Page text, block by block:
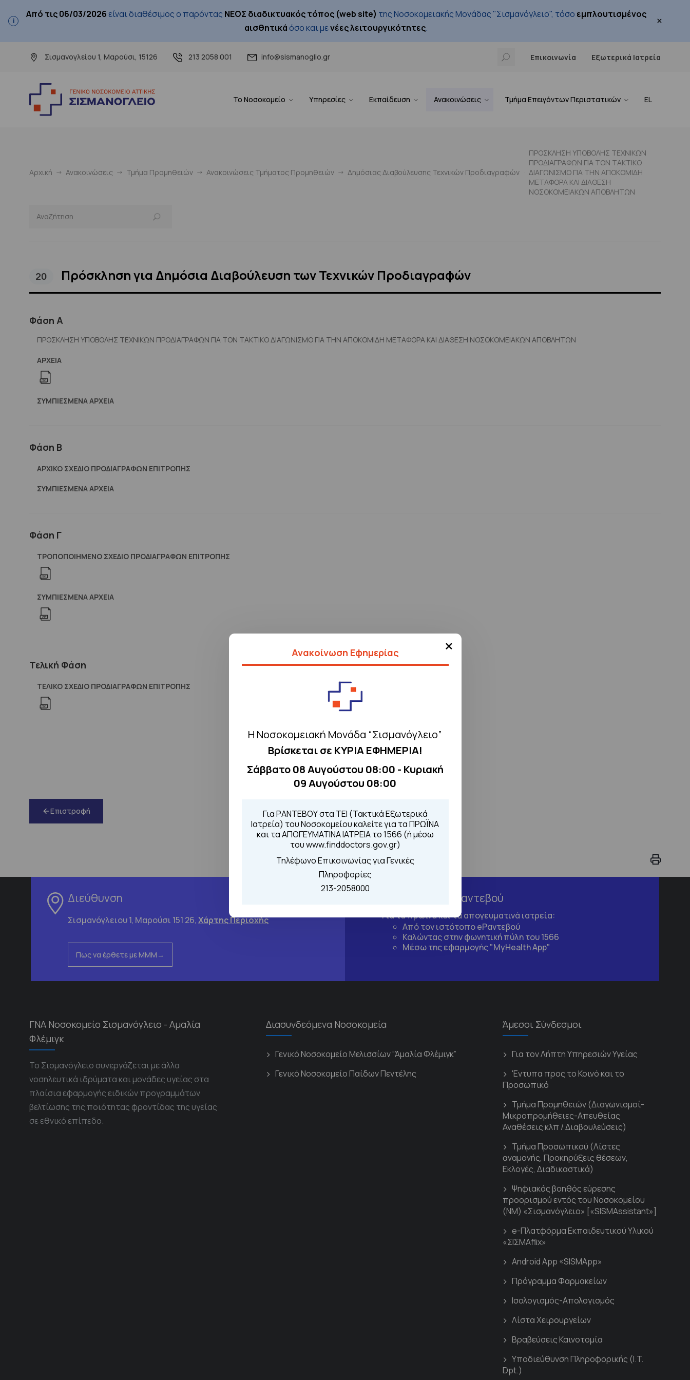
Από τις 06/03/2026 είναι διαθέσιμος ο παρόντας ΝΕΟΣ διαδικτυακός τόπος (web site) της Νοσοκομειακής Μονάδας "Σισμανόγλειο", τόσο εμπλουτισμένος
αισθητικάόσο και μενέες λειτουργικότητες. ×
Σισμανογλείου 1, Μαρούσι, 15126 213 2058 001 info@sismanoglio.gr Επικοινωνία Εξωτερικά Ιατρεία
Το Νοσοκομείο Υπηρεσίες Εκπαίδευση Ανακοινώσεις Τμήμα Επειγόντων Περιστατικών EL
×
Ανακοίνωση Εφημερίας
Η Νοσοκομειακή Μονάδα “Σισμανόγλειο”
Βρίσκεται σε ΚΥΡΙΑ ΕΦΗΜΕΡΙΑ!
Σάββατο 08 Αυγούστου 08:00 - Κυριακή
09 Αυγούστου 08:00
Για ΡΑΝΤΕΒΟΥ στα ΤΕΙ (Τακτικά Εξωτερικά
Ιατρεία) του Νοσοκομείου καλείτε για τα ΠΡΩΪΝΑ
και τα ΑΠΟΓΕΥΜΑΤΙΝΑ ΙΑΤΡΕΙΑ το 1566 (ή μέσω
του www.finddoctors.gov.gr)
Τηλέφωνο Επικοινωνίας για Γενικές
Πληροφορίες
213-2058000
Αρχική Ανακοινώσεις Τμήμα Προμηθειών Ανακοινώσεις Τμήματος Προμηθειών Δημόσιας Διαβούλευσης Τεχνικών Προδιαγραφών
ΠΡΟΣΚΛΗΣΗ ΥΠΟΒΟΛΗΣ ΤΕΧΝΙΚΩΝ
ΠΡΟΔΙΑΓΡΑΦΩΝ ΓΙΑ ΤΟΝ ΤΑΚΤΙΚΟ
ΔΙΑΓΩΝΙΣΜΟ ΓΙΑ ΤΗΝ ΑΠΟΚΟΜΙΔΗ
ΜΕΤΑΦΟΡΑ ΚΑΙ ΔΙΑΘΕΣΗ
ΝΟΣΟΚΟΜΕΙΑΚΩΝ ΑΠΟΒΛΗΤΩΝ
20 Πρόσκληση για Δημόσια Διαβούλευση των Τεχνικών Προδιαγραφών
Φάση Α
ΠΡΟΣΚΛΗΣΗ ΥΠΟΒΟΛΗΣ ΤΕΧΝΙΚΩΝ ΠΡΟΔΙΑΓΡΑΦΩΝ ΓΙΑ ΤΟΝ ΤΑΚΤΙΚΟ ΔΙΑΓΩΝΙΣΜΟ ΓΙΑ ΤΗΝ ΑΠΟΚΟΜΙΔΗ ΜΕΤΑΦΟΡΑ ΚΑΙ ΔΙΑΘΕΣΗ ΝΟΣΟΚΟΜΕΙΑΚΩΝ ΑΠΟΒΛΗΤΩΝ
ΑΡΧΕΊΑ
ΣΥΜΠΙΕΣΜΈΝΑ ΑΡΧΕΊΑ
Φάση Β
ΑΡΧΙΚΟ ΣΧΕΔΙΟ ΠΡΟΔΙΑΓΡΑΦΩΝ ΕΠΙΤΡΟΠΗΣ
ΣΥΜΠΙΕΣΜΈΝΑ ΑΡΧΕΊΑ
Φάση Γ
ΤΡΟΠΟΠΟΙΗΜΕΝΟ ΣΧΕΔΙΟ ΠΡΟΔΙΑΓΡΑΦΩΝ ΕΠΙΤΡΟΠΗΣ
ΣΥΜΠΙΕΣΜΈΝΑ ΑΡΧΕΊΑ
Τελική Φάση
ΤΕΛΙΚΟ ΣΧΕΔΙΟ ΠΡΟΔΙΑΓΡΑΦΩΝ ΕΠΙΤΡΟΠΗΣ
Επιστροφή
Διεύθυνση
Σισμανόγλειου 1, Μαρούσι 151 26,Χάρτης Περιοχής
Πως να έρθετε με ΜΜΜ
Τηλέφωνα για Ραντεβού
Για τα πρωινά και τα απογευματινά ιατρεία:
Από τον ιστότοποeΡαντεβού
Καλώντας στην φωνητική πύλη του 1566
Μέσω της εφαρμογής "MyHealth App"
ΓΝΑ Νοσοκομείο Σισμανόγλειο - Αμαλία
Φλέμιγκ
Το Σισμανόγλειο συνεργάζεται με άλλα
νοσηλευτικά ιδρύματα και μονάδες υγείας στα
πλαίσια εφαρμογής ειδικών προγραμμάτων
βελτίωσης της ποιότητας φροντίδας της υγείας
σε εθνικό επίπεδο.
Διασυνδεόμενα Νοσοκομεία
Γενικό Νοσοκομείο Μελισσίων “Άμαλία Φλέμιγκ”
Γενικό Νοσοκομείο Παίδων Πεντέλης
Άμεσοι Σύνδεσμοι
Για τον Λήπτη Υπηρεσιών Υγείας
'Εντυπα προς το Κοινό και το
Προσωπικό
Τμήμα Προμηθειών (Διαγωνισμοί-
Μικροπρομήθειες-Απευθείας
Αναθέσεις κλπ / Διαβουλεύσεις)
Τμήμα Προσωπικού (Λίστες
αναμονής, Προκηρύξεις θέσεων,
Εκλογές, Διαδικαστικά)
Ψηφιακός βοηθός εύρεσης
προορισμού εντός του Νοσοκομείου
(ΝΜ) «Σισμανόγλειο» [«SISMAssistant»]
e-Πλατφόρμα Εκπαιδευτικού Υλικού
«ΣΙΣΜΑflix»
Android App «SISMApp»
Πρόγραμμα Φαρμακείων
Ισολογισμός-Απολογισμός
Λίστα Χειρουργείων
Βραβεύσεις Καινοτομία
Υποδιεύθυνση Πληροφορικής (I.T.
Dpt.)